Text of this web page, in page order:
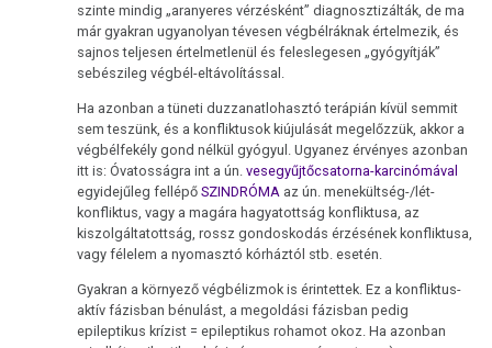
szinte mindig „aranyeres vérzésként” diagnosztizálták, de ma
már gyakran ugyanolyan tévesen végbélráknak értelmezik, és
sajnos teljesen értelmetlenül és feleslegesen „gyógyítják”
sebészileg végbél-eltávolítással.
Ha azonban a tüneti duzzanatlohasztó terápián kívül semmit
sem teszünk, és a konfliktusok kiújulását megelőzzük, akkor a
végbélfekély gond nélkül gyógyul. Ugyanez érvényes azonban
itt is: Óvatosságra int a ún.vesegyűjtőcsatorna-karcinómával
egyidejűleg fellépőSZINDRÓMA az ún. menekültség-/lét-
konfliktus, vagy a magára hagyatottság konfliktusa, az
kiszolgáltatottság, rossz gondoskodás érzésének konfliktusa,
vagy félelem a nyomasztó kórháztól stb. esetén.
Gyakran a környező végbélizmok is érintettek. Ez a konfliktus-
aktív fázisban bénulást, a megoldási fázisban pedig
epileptikus krízist = epileptikus rohamot okoz. Ha azonban